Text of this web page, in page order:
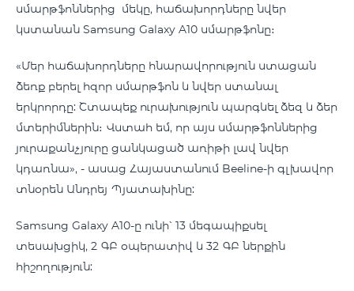
սմարթֆոններից մեկը, հաճախորդները նվեր
կստանան Samsung Galaxy A10 սմարթֆոնը։
«Մեր հաճախորդները հնարավորություն ստացան
ձեռք բերել հզոր սմարթֆոն և նվեր ստանալ
երկրորդը: Շտապեք ուրախություն պարգևել ձեզ և ձեր
մտերիմներին։ Վստահ եմ, որ այս սմարթֆոններից
յուրաքանչյուրը ցանկացած առիթի լավ նվեր
կդառնա», - ասաց Հայաստանում Beeline-ի գլխավոր
տնօրեն Անդրեյ Պյատախինը:
Samsung Galaxy A10-ը ունի՝ 13 մեգապիքսել
տեսախցիկ, 2 ԳԲ օպերատիվ և 32 ԳԲ ներքին
հիշողություն: